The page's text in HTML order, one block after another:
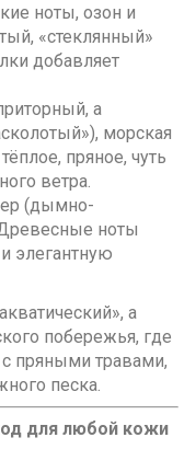
ноты, озон и
«стеклянный»
добавляет
а
морская
пряное, чуть
ветра.
(дымно-
ноты
элегантную
а
побережья, где
пряными травами,
песка.
для любой кожи